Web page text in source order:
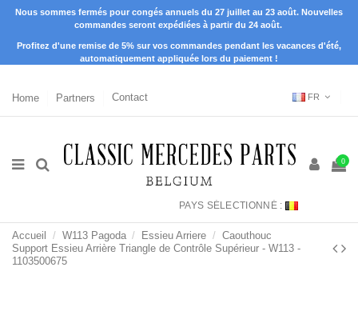
Nous sommes fermés pour congés annuels du 27 juillet au 23 août. Nouvelles
commandes seront expédiées à partir du 24 août.
Profitez d'une remise de 5% sur vos commandes pendant les vacances d'été,
automatiquement appliquée lors du paiement !
Home Partners Contact FR
0
PAYS SÉLECTIONNÉ :
Accueil W113 Pagoda Essieu Arriere
Caouthouc
Support Essieu Arrière Triangle de Contrôle Supérieur - W113 -
1103500675